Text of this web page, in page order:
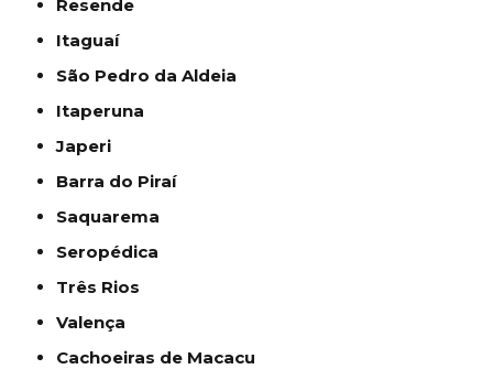
Resende
Itaguaí
São Pedro da Aldeia
Itaperuna
Japeri
Barra do Piraí
Saquarema
Seropédica
Três Rios
Valença
Cachoeiras de Macacu